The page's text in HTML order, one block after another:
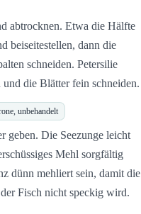
abtrocknen. Etwa die Hälfte
beiseitestellen, dann die
schneiden. Petersilie
die Blätter fein schneiden.
unbehandelt
geben. Die Seezunge leicht
Mehl sorgfältig
dünn mehliert sein, damit die
Fisch nicht speckig wird.